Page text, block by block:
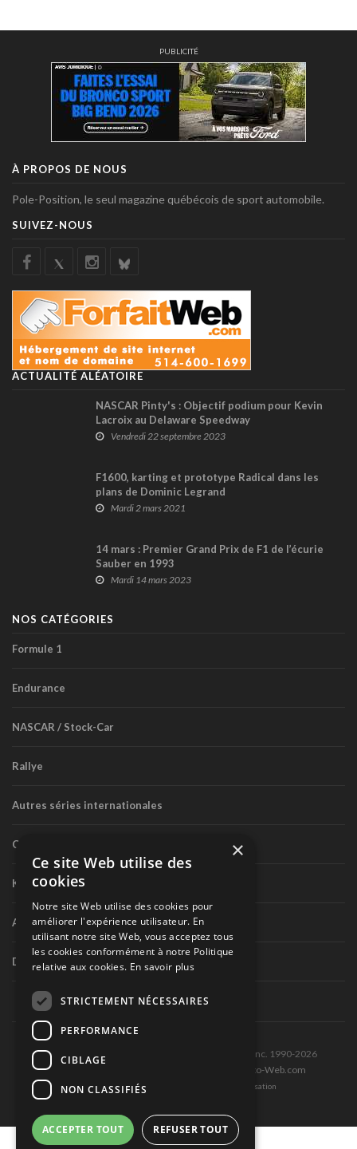
PUBLICITÉ
À PROPOS DE NOUS
Pole-Position, le seul magazine québécois de sport automobile.
SUIVEZ-NOUS
ACTUALITÉ ALÉATOIRE
NASCAR Pinty's : Objectif podium pour Kevin
Lacroix au Delaware Speedway
Vendredi 22 septembre 2023
F1600, karting et prototype Radical dans les
plans de Dominic Legrand
Mardi 2 mars 2021
14 mars : Premier Grand Prix de F1 de l’écurie
Sauber en 1993
Mardi 14 mars 2023
NOS CATÉGORIES
Formule 1
Endurance
NASCAR / Stock-Car
Rallye
Autres séries internationales
Circuit routier canadien
Karting
Autres séries nationales
Divers
Tous droits réservés © Les Éditions Pole-Position inc. 1990-2026
Ce site est produit et hébergé par Montréal-Photo-Web.com
Politique de confidentialité et Conditions d’utilisation
×
Ce site Web utilise des
cookies
Notre site Web utilise des cookies pour
améliorer l'expérience utilisateur. En
utilisant notre site Web, vous acceptez tous
les cookies conformément à notre Politique
relative aux cookies. En savoir plus
STRICTEMENT NÉCESSAIRES
PERFORMANCE
CIBLAGE
NON CLASSIFIÉS
ACCEPTER TOUT REFUSER TOUT